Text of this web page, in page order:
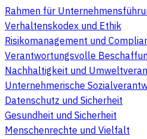
Rahmen für
Verhaltenskodex und Ethik
Risikomanagement und
Verantwortungsvolle
Nachhaltigkeit und
Unternehmerische
Datenschutz und Sicherheit
Gesundheit und Sicherheit
Menschenrechte und Vielfalt